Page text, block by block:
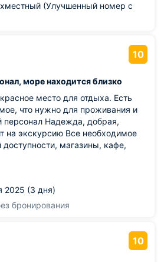
(Улучшенный номер с
10
море находится близко
место для отдыха. Есть
что нужно для проживания и
персонал Надежда, добрая,
на экскурсию Все необходимое
доступности, магазины, кафе,
до моря 3 минуты ходьбы Есть
мы когда либо были Приедем
2025 (3 дня)
бронирования
10